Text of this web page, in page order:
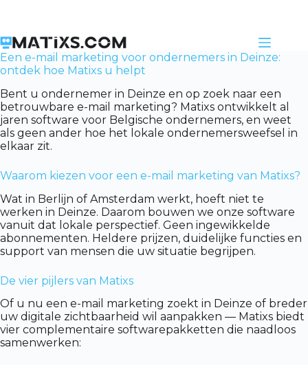
Een e-mail marketing voor ondernemers in Deinze:
ontdek hoe Matixs u helpt
Bent u ondernemer in Deinze en op zoek naar een
betrouwbare e-mail marketing? Matixs ontwikkelt al
jaren software voor Belgische ondernemers, en weet
als geen ander hoe het lokale ondernemersweefsel in
elkaar zit.
Waarom kiezen voor een e-mail marketing van Matixs?
Wat in Berlijn of Amsterdam werkt, hoeft niet te
werken in Deinze. Daarom bouwen we onze software
vanuit dat lokale perspectief. Geen ingewikkelde
abonnementen. Heldere prijzen, duidelijke functies en
support van mensen die uw situatie begrijpen.
De vier pijlers van Matixs
Of u nu een e-mail marketing zoekt in Deinze of breder
uw digitale zichtbaarheid wil aanpakken — Matixs biedt
vier complementaire softwarepakketten die naadloos
samenwerken: